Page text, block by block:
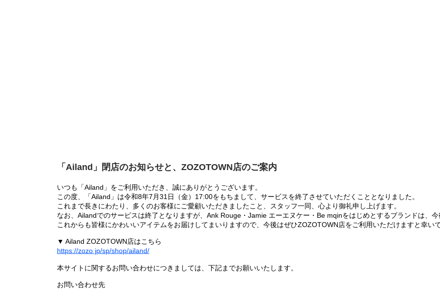
「Ailand」閉店のお知らせと、ZOZOTOWN店のご案内
いつも「Ailand」をご利用いただき、誠にありがとうございます。
この度、「Ailand」は令和8年7月31日（金）17:00をもちまして、サービスを終了させていただくこととなりました。
これまで長きにわたり、多くのお客様にご愛顧いただきましたこと、スタッフ一同、心より御礼申し上げます。
なお、Ailandでのサービスは終了となりますが、Ank Rouge・Jamie エーエヌケー・Be mqinをはじめとするブランドは、
これからも皆様にかわいいアイテムをお届けしてまいりますので、今後はぜひZOZOTOWN店をご利用いただけますと幸いで
▼ Ailand ZOZOTOWN店はこちら
https://zozo.jp/sp/shop/ailand/
本サイトに関するお問い合わせにつきましては、下記までお願いいたします。
お問い合わせ先